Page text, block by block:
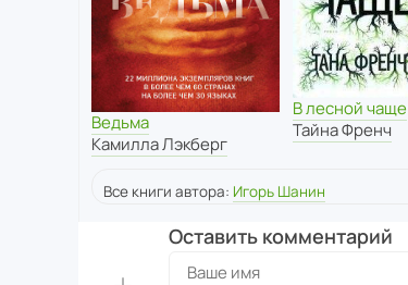
Ведьма
Камилла Лэкберг
В лесной чаще
Тайна Френч
Все книги автора: Игорь Шанин
Оставить комментарий